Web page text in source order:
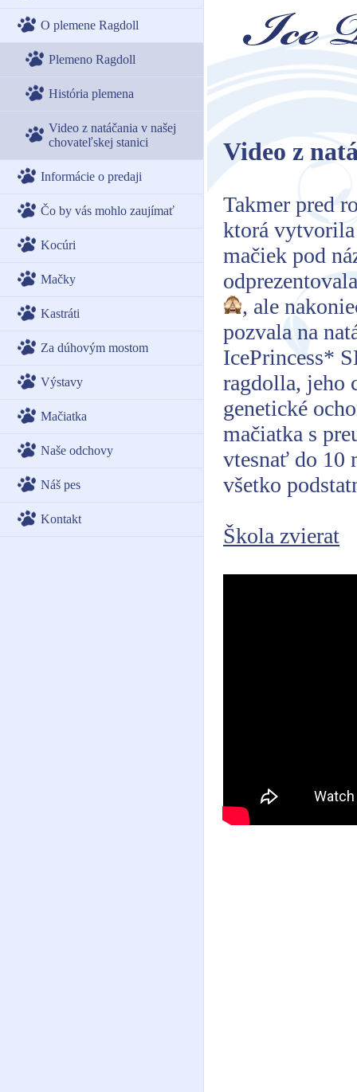
O plemene Ragdoll
Plemeno Ragdoll
História plemena
Video z natáčania v našej
chovateľskej stanici
Informácie o predaji
Čo by vás mohlo zaujímať
Kocúri
Mačky
Kastráti
Za dúhovým mostom
Výstavy
Mačiatka
Naše odchovy
Náš pes
Kontakt
Video z
Takmer pred
ktorá vytvorila
mačiek pod
, ale
pozvala na
IcePrincess*
ragdolla, jeho
genetické
mačiatka s
vtesnať do 10
všetko
Škola zvierat